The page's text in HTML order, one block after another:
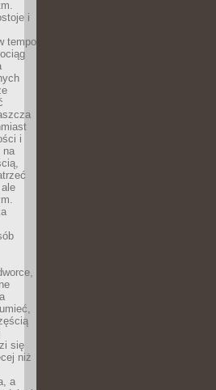
i
tempo
i
na
się
niż
a